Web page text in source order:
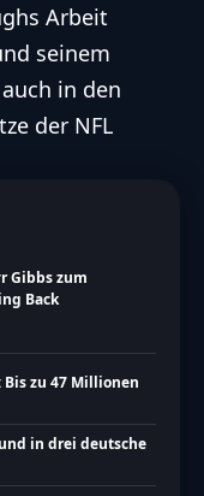
Arbeit
seinem
in den
der NFL
Gibbs zum
Back
zu 47 Millionen
in drei deutsche